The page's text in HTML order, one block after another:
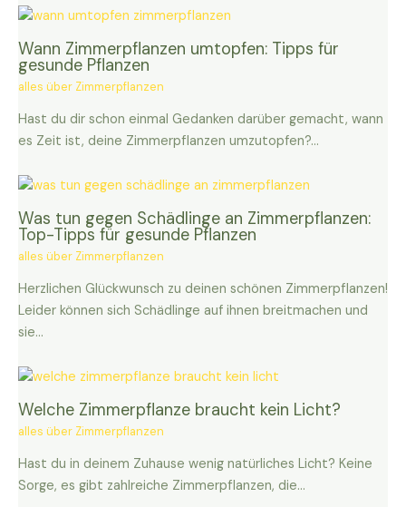
Wann Zimmerpflanzen umtopfen: Tipps für
gesunde Pflanzen
alles über Zimmerpflanzen
Hast du dir schon einmal Gedanken darüber gemacht, wann
es Zeit ist, deine Zimmerpflanzen umzutopfen?…
Was tun gegen Schädlinge an Zimmerpflanzen:
Top-Tipps für gesunde Pflanzen
alles über Zimmerpflanzen
Herzlichen Glückwunsch zu deinen schönen Zimmerpflanzen!
Leider können sich Schädlinge auf ihnen breitmachen und
sie…
Welche Zimmerpflanze braucht kein Licht?
alles über Zimmerpflanzen
Hast du in deinem Zuhause wenig natürliches Licht? Keine
Sorge, es gibt zahlreiche Zimmerpflanzen, die…